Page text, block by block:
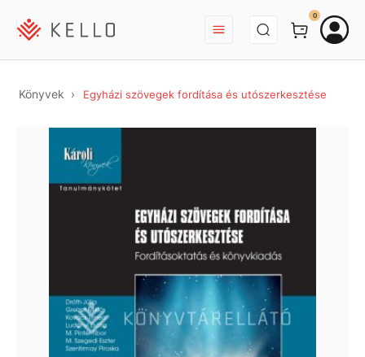
BEJELENTKEZÉS
0
Könyvek Egyházi szövegek fordítása és utószerkesztése